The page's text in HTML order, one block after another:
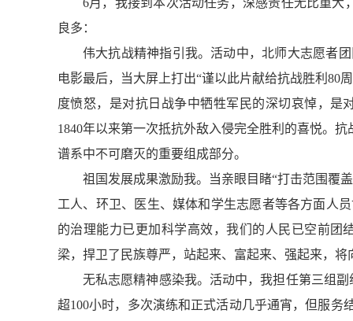
6月，我接到本次活动任务，深感责任无比重大
良多：
伟大抗战精神指引我。活动中，北师大志愿者
电影最后，当大屏上打出“谨以此片献给抗战胜利80
度愤怒，是对抗日战争中牺牲军民的深切哀悼，是
1840年以来第一次抵抗外敌入侵完全胜利的喜悦。
谱系中不可磨灭的重要组成部分。
祖国发展成果激励我。当亲眼目睹“打击范围覆
工人、环卫、医生、媒体和学生志愿者等各方面人
的治理能力已更加科学高效，我们的人民已空前团
梁，捍卫了民族尊严，站起来、富起来、强起来，
无私志愿精神感染我。活动中，我担任第三组
超100小时，多次演练和正式活动几乎通宵，但服务